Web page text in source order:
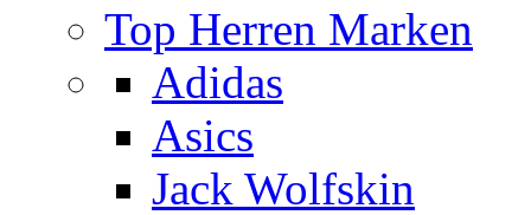
Top Herren Marken
Adidas
Asics
Jack Wolfskin